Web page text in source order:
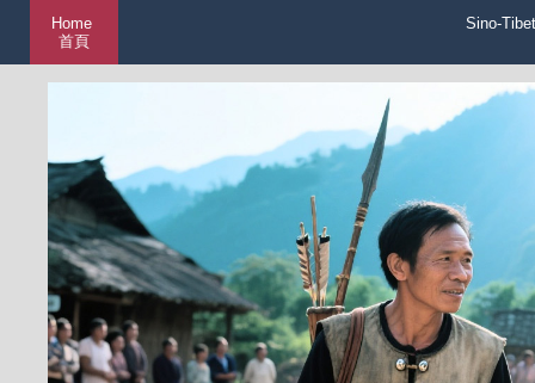
Home
首頁
Sino-